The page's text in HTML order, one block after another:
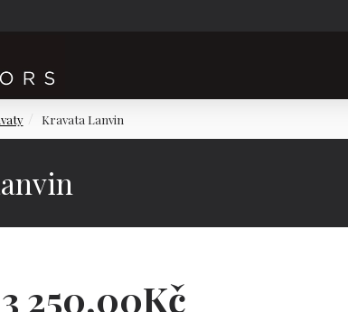
Kravata Lanvin
3 250,00Kč